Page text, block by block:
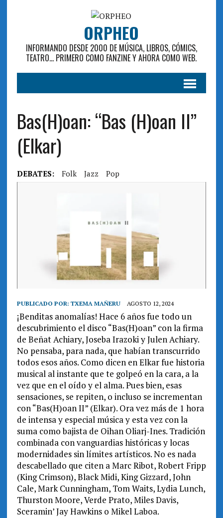
ORPHEO
INFORMANDO DESDE 2000 DE MÚSICA, LIBROS, CÓMICS,
TEATRO... PRIMERO COMO FANZINE Y AHORA COMO WEB.
Bas(H)oan: “Bas (H)oan II”
(Elkar)
DEBATES: Folk Jazz Pop
PUBLICADO POR: TXEMA MAÑERU AGOSTO 12, 2024
¡Benditas anomalías! Hace 6 años fue todo un
descubrimiento el disco “Bas(H)oan” con la firma
de Beñat Achiary, Joseba Irazoki y Julen Achiary.
No pensaba, para nada, que habían transcurrido
todos esos años. Como dicen en Elkar fue historia
musical al instante que te golpeó en la cara, a la
vez que en el oído y el alma. Pues bien, esas
sensaciones, se repiten, o incluso se incrementan
con “Bas(H)oan II” (Elkar). Ora vez más de 1 hora
de intensa y especial música y esta vez con la
suma como bajista de Oihan Oliarj-Ines. Tradición
combinada con vanguardias históricas y locas
modernidades sin límites artísticos. No es nada
descabellado que citen a Marc Ribot, Robert Fripp
(King Crimson), Black Midi, King Gizzard, John
Cale, Mark Cunningham, Tom Waits, Lydia Lunch,
Thurston Moore, Verde Prato, Miles Davis,
Sceramin’ Jay Hawkins o Mikel Laboa.